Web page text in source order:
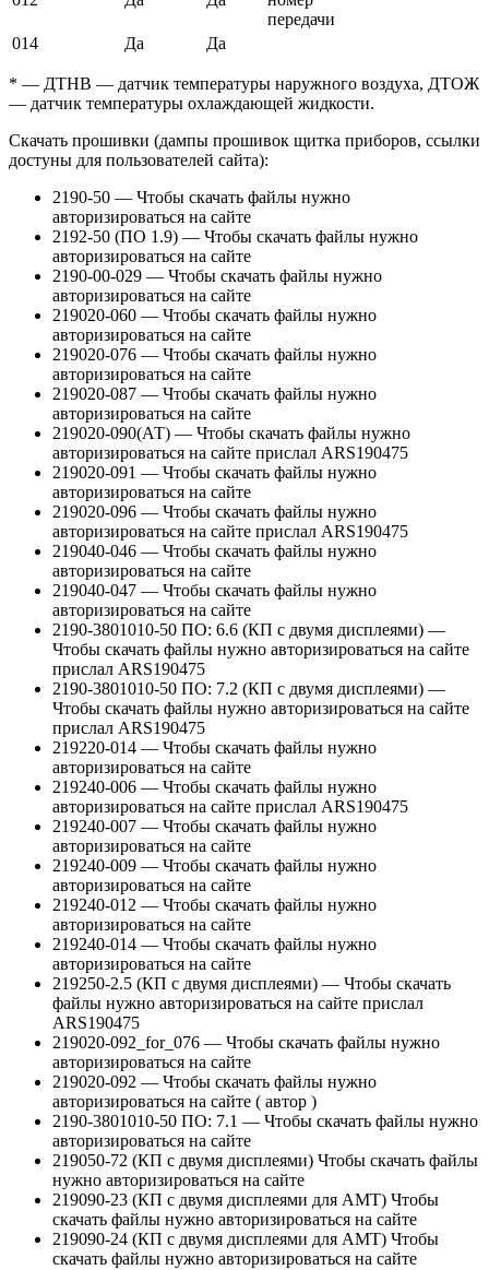
передачи
014
Да Да
* — ДТНВ — датчик температуры наружного воздуха, ДТОЖ
— датчик температуры охлаждающей жидкости.
Скачать прошивки (дампы прошивок щитка приборов, ссылки
достуны для пользователей сайта):
2190-50 — Чтобы скачать файлы нужно
авторизироваться на сайте
2192-50 (ПО 1.9) — Чтобы скачать файлы нужно
авторизироваться на сайте
2190-00-029 — Чтобы скачать файлы нужно
авторизироваться на сайте
219020-060 — Чтобы скачать файлы нужно
авторизироваться на сайте
219020-076 — Чтобы скачать файлы нужно
авторизироваться на сайте
219020-087 — Чтобы скачать файлы нужно
авторизироваться на сайте
219020-090(АТ) — Чтобы скачать файлы нужно
авторизироваться на сайте прислал ARS190475
219020-091 — Чтобы скачать файлы нужно
авторизироваться на сайте
219020-096 — Чтобы скачать файлы нужно
авторизироваться на сайте прислал ARS190475
219040-046 — Чтобы скачать файлы нужно
авторизироваться на сайте
219040-047 — Чтобы скачать файлы нужно
авторизироваться на сайте
2190-3801010-50 ПО: 6.6 (КП с двумя дисплеями) —
Чтобы скачать файлы нужно авторизироваться на сайте
прислал ARS190475
2190-3801010-50 ПО: 7.2 (КП с двумя дисплеями) —
Чтобы скачать файлы нужно авторизироваться на сайте
прислал ARS190475
219220-014 — Чтобы скачать файлы нужно
авторизироваться на сайте
219240-006 — Чтобы скачать файлы нужно
авторизироваться на сайте прислал ARS190475
219240-007 — Чтобы скачать файлы нужно
авторизироваться на сайте
219240-009 — Чтобы скачать файлы нужно
авторизироваться на сайте
219240-012 — Чтобы скачать файлы нужно
авторизироваться на сайте
219240-014 — Чтобы скачать файлы нужно
авторизироваться на сайте
219250-2.5 (КП с двумя дисплеями) — Чтобы скачать
файлы нужно авторизироваться на сайте прислал
ARS190475
219020-092_for_076 — Чтобы скачать файлы нужно
авторизироваться на сайте
219020-092 — Чтобы скачать файлы нужно
авторизироваться на сайте ( автор )
2190-3801010-50 ПО: 7.1 — Чтобы скачать файлы нужно
авторизироваться на сайте
219050-72 (КП с двумя дисплеями) Чтобы скачать файлы
нужно авторизироваться на сайте
219090-23 (КП с двумя дисплеями для АМТ) Чтобы
скачать файлы нужно авторизироваться на сайте
219090-24 (КП с двумя дисплеями для АМТ) Чтобы
скачать файлы нужно авторизироваться на сайте